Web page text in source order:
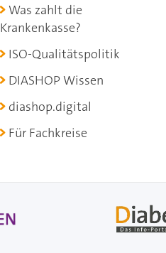
Was zahlt die
Krankenkasse?
ISO-Qualitätspolitik
DIASHOP Wissen
diashop.digital
Für Fachkreise